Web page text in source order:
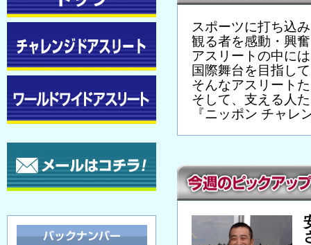
スポーツに打ち込
観る者を感動・興
アスリートの中に
国際舞台を目指し
そんなアスリート
そして、支える人
『ニッポン チャレ